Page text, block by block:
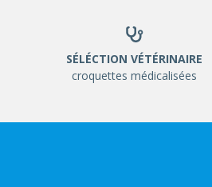
SÉLÉCTION VÉTÉRINAIRE
croquettes médicalisées